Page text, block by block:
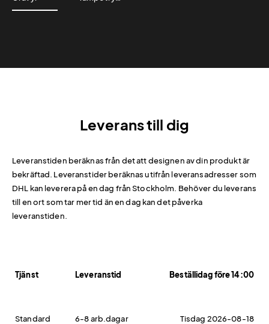
Leverans till dig
Leveranstiden beräknas från det att designen av din produkt är
bekräftad. Leveranstider beräknas utifrån leveransadresser som
DHL kan leverera på en dag från Stockholm. Behöver du leverans
till en ort som tar mer tid än en dag kan det påverka
leveranstiden.
Tjänst Leveranstid Beställidag före 14:00
Standard 6-8 arb.dagar Tisdag 2026-08-18